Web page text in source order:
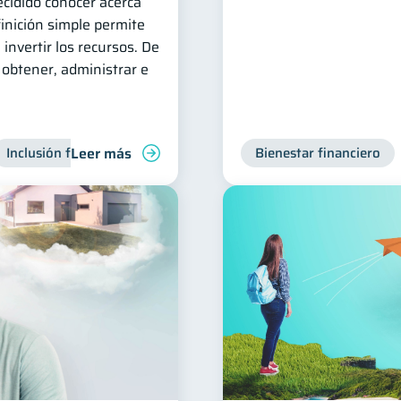
simple permite
los recursos. De
administrar e
Inclusión financiera Finanzas para jóvenes Manejo de
Leer más Bienestar financiero